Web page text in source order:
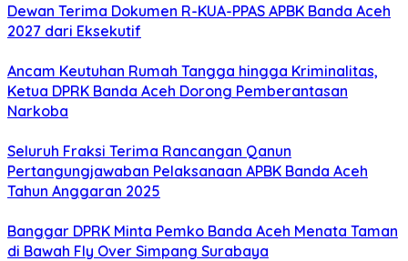
Dewan Terima Dokumen R-KUA-PPAS APBK Banda Aceh
2027 dari Eksekutif
Ancam Keutuhan Rumah Tangga hingga Kriminalitas,
Ketua DPRK Banda Aceh Dorong Pemberantasan
Narkoba
Seluruh Fraksi Terima Rancangan Qanun
Pertangungjawaban Pelaksanaan APBK Banda Aceh
Tahun Anggaran 2025
Banggar DPRK Minta Pemko Banda Aceh Menata Taman
di Bawah Fly Over Simpang Surabaya